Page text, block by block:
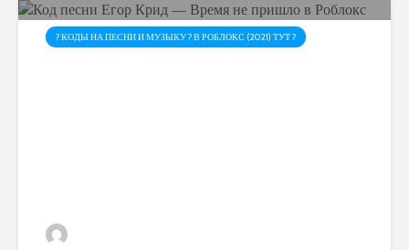
? КОДЫ НА ПЕСНИ И МУЗЫКУ ? В РОБЛОКС (2021) ТУТ ?